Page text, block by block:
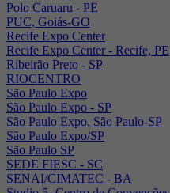
Polo Caruaru - PE
PUC, Goiás-GO
Recife Expo Center
Recife Expo Center - Recife, PE
Ribeirão Preto - SP
RIOCENTRO
São Paulo Expo
São Paulo Expo - SP
São Paulo Expo, São Paulo-SP
São Paulo Expo/SP
São Paulo SP
SEDE FIESC - SC
SENAI/CIMATEC - BA